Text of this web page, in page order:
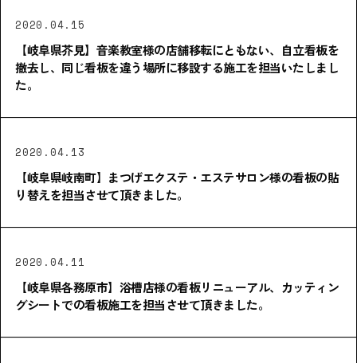
2020.04.15
【岐阜県芥見】音楽教室様の店舗移転にともない、自立看板を
撤去し、同じ看板を違う場所に移設する施工を担当いたしまし
た。
2020.04.13
【岐阜県岐南町】まつげエクステ・エステサロン様の看板の貼
り替えを担当させて頂きました。
2020.04.11
【岐阜県各務原市】浴槽店様の看板リニューアル、カッティン
グシートでの看板施工を担当させて頂きました。